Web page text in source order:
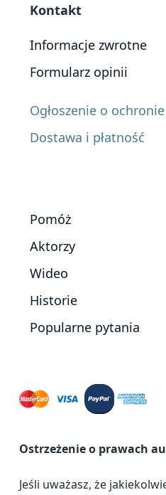
Kontakt
Informacje zwrotne
Formularz opinii
Ogłoszenie o
Dostawa i płatność
Pomóż
Aktorzy
Wideo
Historie
Popularne pytania
Ostrzeżenie o prawach
Jeśli uważasz, że